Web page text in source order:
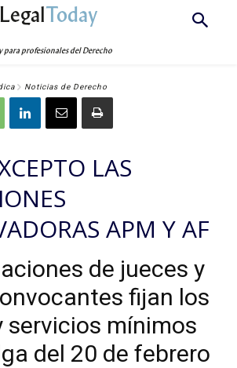
LegalToday
para profesionales del Derecho
Noticias de Derecho
LAS
APM Y AF
de jueces y
fijan los
servicios mínimos
del 20 de febrero